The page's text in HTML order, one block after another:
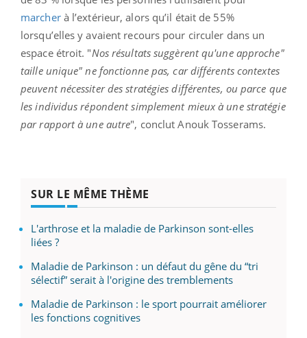
marcherà l’extérieur, alors qu’il était de 55%
lorsqu’elles y avaient recours pour circuler dans un
espace étroit. "Nos résultats suggèrent qu'une approche"
taille unique" ne fonctionne pas, car différents contextes
peuvent nécessiter des stratégies différentes, ou parce que
les individus répondent simplement mieux à une stratégie
par rapport à une autre", conclut Anouk Tosserams.
SUR LE MÊME THÈME
L'arthrose et la maladie de Parkinson sont-elles
liées ?
Maladie de Parkinson : un défaut du gêne du “tri
sélectif” serait à l'origine des tremblements
Maladie de Parkinson : le sport pourrait améliorer
les fonctions cognitives